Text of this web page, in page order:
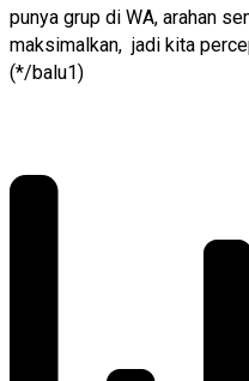
punya grup di WA, arahan
maksimalkan, jadi kita
(*/balu1)